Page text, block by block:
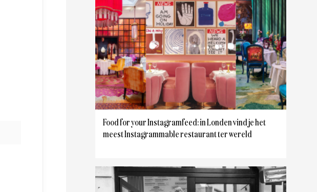
Food for your Instagramfeed: in Londen vind je het
meest Instagrammable restaurant ter wereld